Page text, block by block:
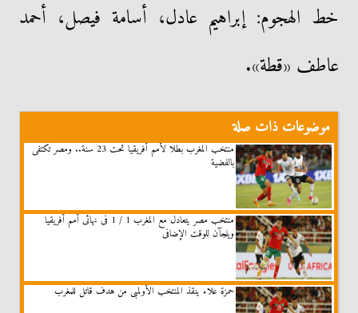
خط الهجوم: إبراهيم عادل، أسامة فيصل، أحمد
عاطف «قطة».
موضوعات ذات صلة
منتخب المغرب بطلا لأمم أفريقيا تحت 23 سنة.. ومصر تكتفى
بالفضية
منتخب مصر يتعادل مع المغرب 1 / 1 فى نهائى أمم أفريقيا
ويلجآن للوقت الإضافى
حمزة علاء ينقذ المنتخب الأولمبى من هدف قاتل للمغرب